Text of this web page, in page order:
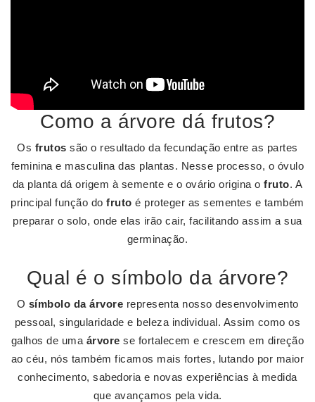
Como a árvore dá frutos?
Os frutos são o resultado da fecundação entre as partes
feminina e masculina das plantas. Nesse processo, o óvulo
da planta dá origem à semente e o ovário origina ofruto. A
principal função dofruto é proteger as sementes e também
preparar o solo, onde elas irão cair, facilitando assim a sua
germinação.
Qual é o símbolo da árvore?
O símbolo da árvore representa nosso desenvolvimento
pessoal, singularidade e beleza individual. Assim como os
galhos de uma árvore se fortalecem e crescem em direção
ao céu, nós também ficamos mais fortes, lutando por maior
conhecimento, sabedoria e novas experiências à medida
que avançamos pela vida.